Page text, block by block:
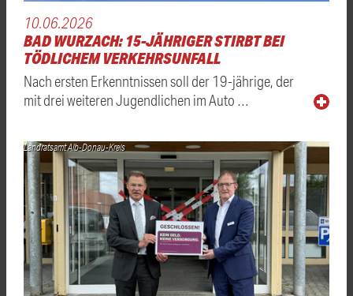
10.06.2026
BAD WURZACH: 15-JÄHRIGER STIRBT BEI
TÖDLICHEM VERKEHRSUNFALL
Nach ersten Erkenntnissen soll der 19-jährige, der
mit drei weiteren Jugendlichen im Auto …
Landratsamt Alb-Donau-Kreis